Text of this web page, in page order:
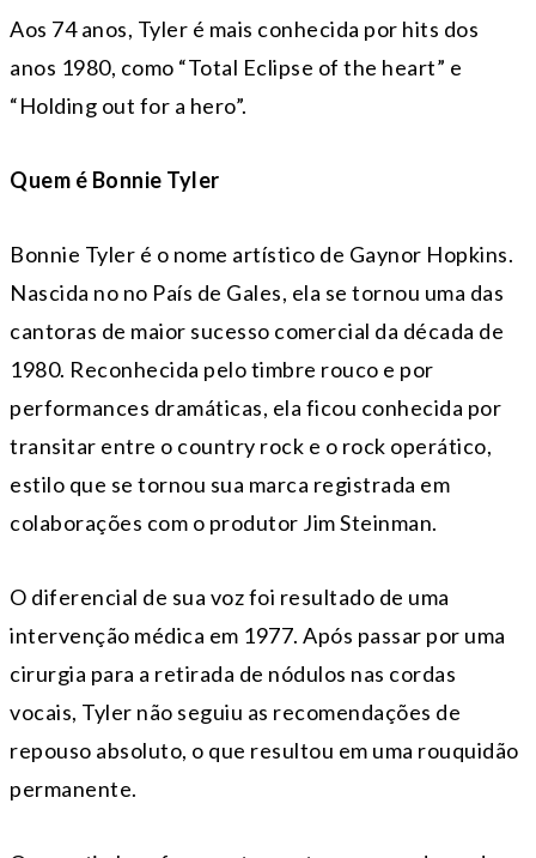
Aos 74 anos, Tyler é mais conhecida por hits dos
anos 1980, como “Total Eclipse of the heart” e
“Holding out for a hero”.
Quem é Bonnie Tyler
Bonnie Tyler é o nome artístico de Gaynor Hopkins.
Nascida no no País de Gales, ela se tornou uma das
cantoras de maior sucesso comercial da década de
1980. Reconhecida pelo timbre rouco e por
performances dramáticas, ela ficou conhecida por
transitar entre o country rock e o rock operático,
estilo que se tornou sua marca registrada em
colaborações com o produtor Jim Steinman.
O diferencial de sua voz foi resultado de uma
intervenção médica em 1977. Após passar por uma
cirurgia para a retirada de nódulos nas cordas
vocais, Tyler não seguiu as recomendações de
repouso absoluto, o que resultou em uma rouquidão
permanente.